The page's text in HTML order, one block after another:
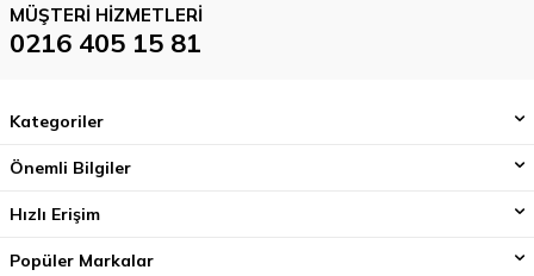
MÜŞTERI HIZMETLERI
0216 405 15 81
Kategoriler
Önemli Bilgiler
Hızlı Erişim
Popüler Markalar